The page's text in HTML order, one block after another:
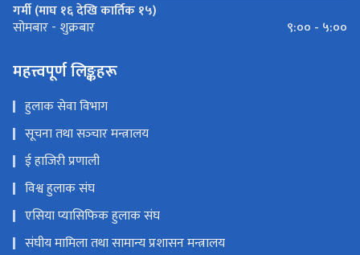
गर्मी (माघ १६ देखि कार्तिक १५)
सोमबार - शुक्रबार ९:०० - ५:००
महत्त्वपूर्ण लिङ्कहरू
हुलाक सेवा विभाग
सूचना तथा सञ्‍चार मन्त्रालय
ई हाजिरी प्रणाली
विश्व हुलाक संघ
एसिया प्यासिफिक हुलाक संघ
संघीय मामिला तथा सामान्य प्रशासन मन्त्रालय